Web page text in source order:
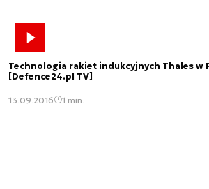
Technologia rakiet indukcyjnych Thales w
[Defence24.pl TV]
13.09.2016 1 min.